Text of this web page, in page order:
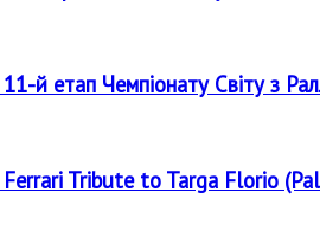
й етап Чемпіонату Світу з
Tribute to Targa Florio